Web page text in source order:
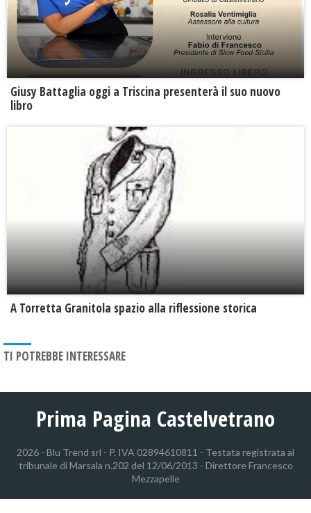
Giusy Battaglia oggi a Triscina presenterà il suo nuovo
libro
​A Torretta Granitola spazio alla riflessione storica
TI POTREBBE INTERESSARE
Prima Pagina Castelvetrano
2026 - Blu Trend srl - P. IVA 02894610811 - Testata registrata al
tribunale di Marsala n.202 del 12/06/2013 - Direttore Francesco
Mezzapelle